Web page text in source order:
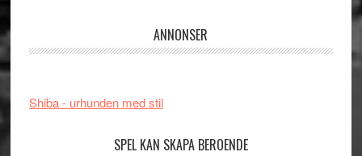
ANNONSER
Shiba - urhunden med stil
SPEL KAN SKAPA BEROENDE